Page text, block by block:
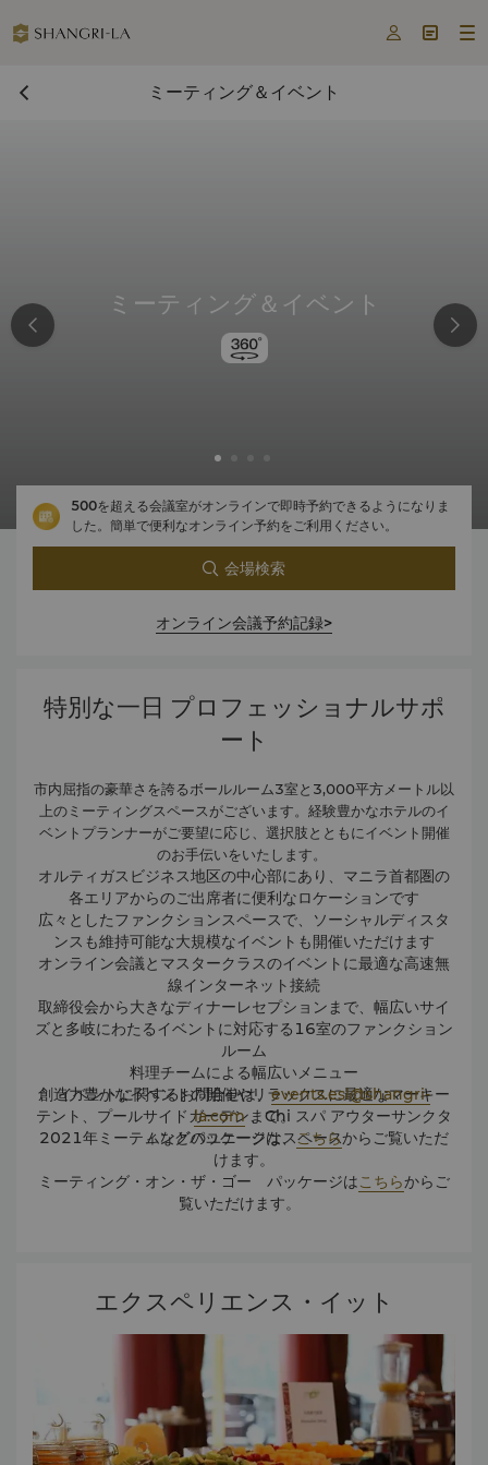
  
ミーティング＆イベント
ミーティング＆イベント
500を超える会議室がオンラインで即時予約できるようになりま
した。簡単で便利なオンライン予約をご利用ください。
会場検索
オンライン会議予約記録>
特別な一日 プロフェッショナルサポ
ート
市内屈指の豪華さを誇るボールルーム3室と3,000平方メートル以
上のミーティングスペースがございます。経験豊かなホテルのイ
ベントプランナーがご要望に応じ、選択肢とともにイベント開催
のお手伝いをいたします。
オルティガスビジネス地区の中心部にあり、マニラ首都圏の
各エリアからのご出席者に便利なロケーションです
広々としたファンクションスペースで、ソーシャルディスタ
ンスも維持可能な大規模なイベントも開催いただけます
オンライン会議とマスタークラスのイベントに最適な高速無
線インターネット接続
取締役会から大きなディナーレセプションまで、幅広いサイ
ズと多岐にわたるイベントに対応する16室のファンクション
ルーム
料理チームによる幅広いメニュー
創造力豊かなイベントの開催やリラックスに最適なマーキー
テント、プールサイドガーデン、Chi スパ アウターサンクタ
ムなどのユニークなスペース
イベントに関するお問合せは、events.esl@shangri-
la.comまで。
2021年ミーティングパッケージは、こちらからご覧いただ
けます。
ミーティング・オン・ザ・ゴー パッケージはこちらからご
覧いただけます。
エクスペリエンス・イット